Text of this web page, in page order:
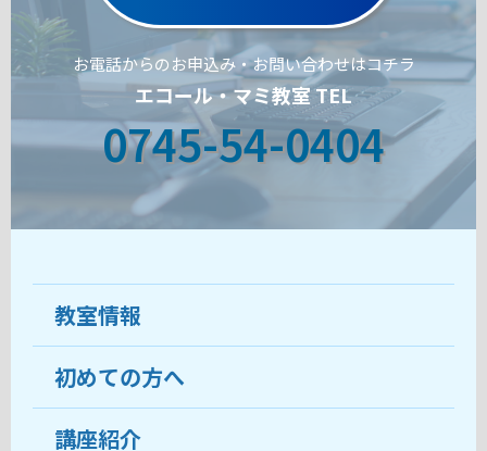
お電話からのお申込み・お問い合わせはコチラ
エコール・マミ教室 TEL
0745-54-0404
教室情報
教室について
受講生の声
初めての方へ
ココがおすすめ
講座紹介